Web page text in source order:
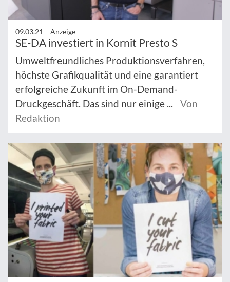
09.03.21 – Anzeige
SE-DA investiert in Kornit Presto S
Umweltfreundliches Produktionsverfahren,
höchste Grafikqualität und eine garantiert
erfolgreiche Zukunft im On-Demand-
Druckgeschäft. Das sind nur einige ...
Von
Redaktion